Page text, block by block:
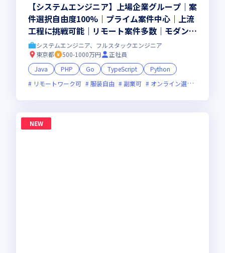
【システムエンジニア】上場企業グループ｜案
件選択自由度100%｜プライム案件中心｜上流
工程に挑戦可能｜リモート案件多数｜モダン開
発｜カジュアル面談OK
システムエンジニア、フルスタックエンジニア
東京都
500-1000万円
正社員
Java
PHP Go TypeScript
Python
リモートワーク可
服装自由 副業可 オンライン選考可
NEW